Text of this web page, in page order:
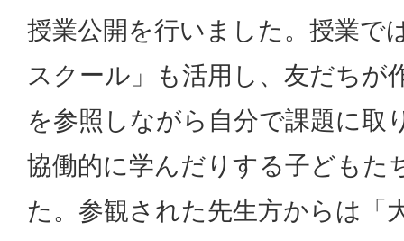
授業公開を行いました。授業で
スクール」も活用し、友だちが
を参照しながら自分で課題に取
協働的に学んだりする子どもた
た。参観された先生方からは「